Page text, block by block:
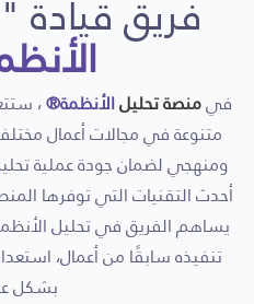
فريق قيادة "
فيمنصة تحليلالأنظمة®،
متنوعة في مجالات أعمال
ومنهجي لضمان جودة عملية
أحدث التقنيات التي توفرها
يساهم الفريق في تحليل
تنفيذه سابقًا من أعمال،
بشكل